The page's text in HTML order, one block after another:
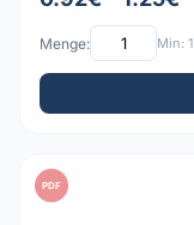
Menge: Min: 1
PDF